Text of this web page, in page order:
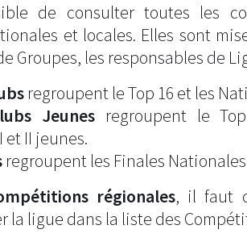
de consulter toutes les
et locales. Elles sont
Groupes, les responsables de
regroupent le Top 16 et les
Jeunesregroupent le
et II jeunes.
regroupent les Finales
régionales, il faut
la ligue dans la liste des